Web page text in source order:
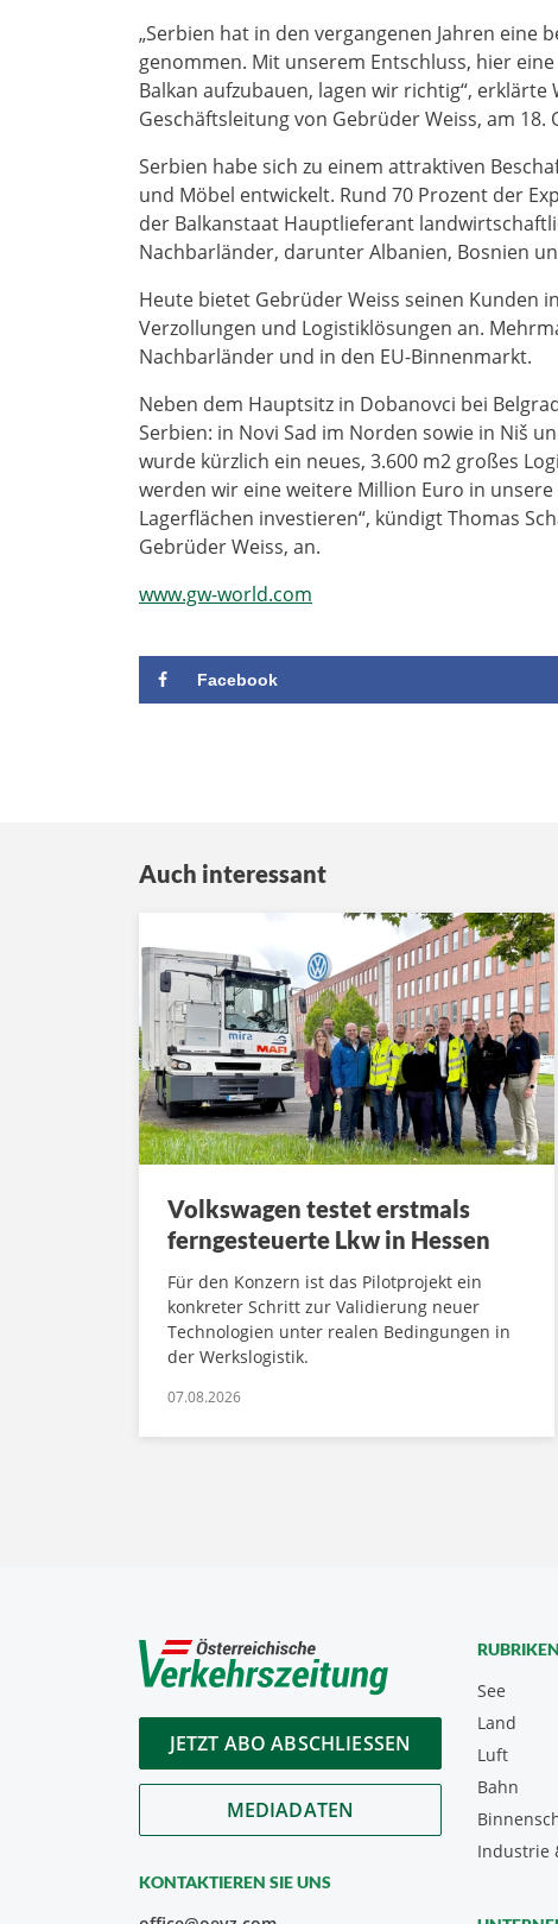
„Serbien hat in den vergangenen Jahren
genommen. Mit unserem Entschluss, hier
Balkan aufzubauen, lagen wir richtig“,
Geschäftsleitung von Gebrüder Weiss, am
Serbien habe sich zu einem attraktiven
und Möbel entwickelt. Rund 70 Prozent der
der Balkanstaat Hauptlieferant
Nachbarländer, darunter Albanien, Bosnien
Heute bietet Gebrüder Weiss seinen Kunden
Verzollungen und Logistiklösungen an.
Nachbarländer und in den EU-Binnenmarkt.
Neben dem Hauptsitz in Dobanovci bei
Serbien: in Novi Sad im Norden sowie in Niš
wurde kürzlich ein neues, 3.600 m2 großes
werden wir eine weitere Million Euro in
Lagerflächen investieren“, kündigt Thomas
Gebrüder Weiss, an.
www.gw-world.com
Facebook
Auch interessant
Volkswagen testet erstmals
ferngesteuerte Lkw in Hessen
Für den Konzern ist das Pilotprojekt ein
konkreter Schritt zur Validierung neuer
Technologien unter realen Bedingungen in
der Werkslogistik.
07.08.2026
JETZT ABO ABSCHLIESSEN
MEDIADATEN
KONTAKTIEREN SIE UNS
RUBRIKEN
See
Land
Luft
Bahn
Industrie